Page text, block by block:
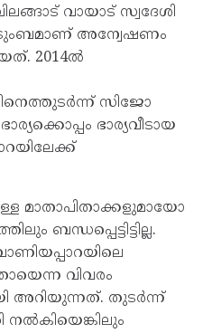
വായാട് സ്വദേശി
അന്വേഷണം
2014ൽ
സിജോ
ഭാര്യവീടായ
മാതാപിതാക്കളുമായോ
ബന്ധപ്പെട്ടിട്ടില്ല.
വിവരം
അറിയുന്നത്. തുടർന്ന്
നൽകിയെങ്കിലും